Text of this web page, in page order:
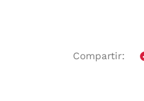
Compartir: